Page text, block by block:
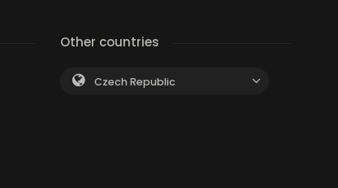
Other countries
Czech Republic